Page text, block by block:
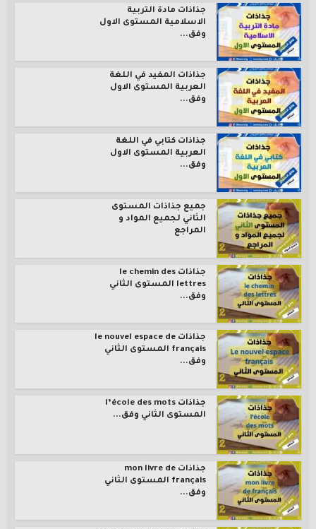
جذاذات مادة التربية
الاسلامية المستوى الاول
وفق...
جذاذات المفيد في اللغة
العربية المستوى الاول
وفق...
جذاذات كتابي في اللغة
العربية المستوى الاول
وفق...
جميع جذاذات المستوى
الثاني لجميع المواد و
المراجع
جذاذات le chemin des
lettres المستوى الثاني
وفق...
جذاذات le nouvel espace de
français المستوى الثاني
وفق...
جذاذات l’école des mots
المستوى الثاني وفق...
جذاذات mon livre de
français المستوى الثاني
وفق...